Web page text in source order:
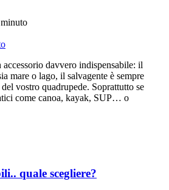
davvero indispensabile: il
mare o lago, il salvagente è sempre
vostro quadrupede. Soprattutto se
come canoa, kayak, SUP… o
quale scegliere?